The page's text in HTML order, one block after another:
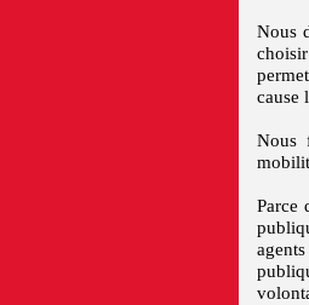
Nous
cause
Nous
Parce